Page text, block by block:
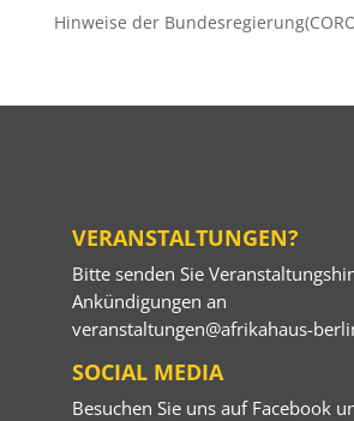
Hinweise der
VERANSTALTUNGEN?
Bitte senden Sie
Ankündigungen an
veranstaltungen@afrikahaus-
SOCIAL MEDIA
Besuchen Sie uns auf Facebook